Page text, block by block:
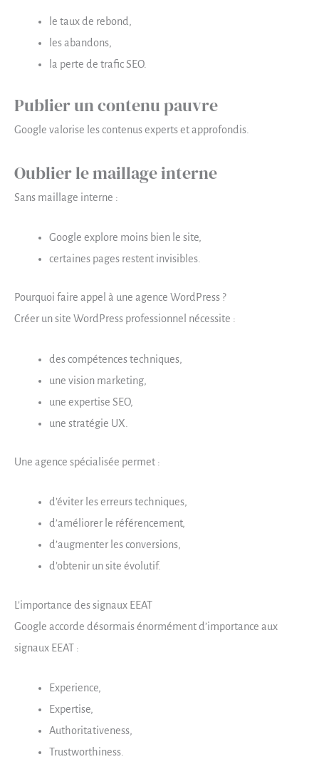
le taux de rebond,
les abandons,
la perte de trafic SEO.
Publier un contenu pauvre
Google valorise les contenus experts et approfondis.
Oublier le maillage interne
Sans maillage interne :
Google explore moins bien le site,
certaines pages restent invisibles.
Pourquoi faire appel à une agence WordPress ?
Créer un site WordPress professionnel nécessite :
des compétences techniques,
une vision marketing,
une expertise SEO,
une stratégie UX.
Une agence spécialisée permet :
d’éviter les erreurs techniques,
d’améliorer le référencement,
d’augmenter les conversions,
d’obtenir un site évolutif.
L’importance des signaux EEAT
Google accorde désormais énormément d’importance aux
signaux EEAT :
Experience,
Expertise,
Authoritativeness,
Trustworthiness.